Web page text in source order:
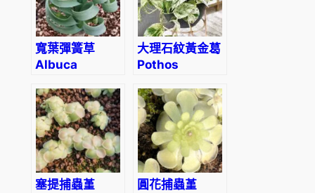
寬葉彈簧草
Albuca
大理石紋黃金葛
Pothos
Queen”
塞提捕蟲堇
圓花捕蟲堇